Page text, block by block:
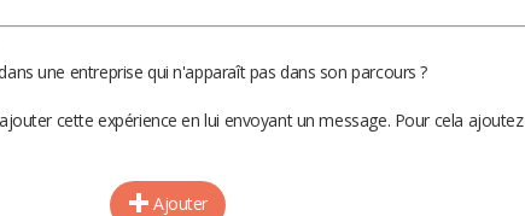
une entreprise qui n'apparaît pas dans son parcours ?
cette expérience en lui envoyant un message. Pour cela ajoutez
Ajouter